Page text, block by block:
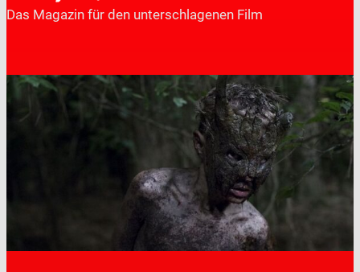
Das Magazin für den unterschlagenen Film